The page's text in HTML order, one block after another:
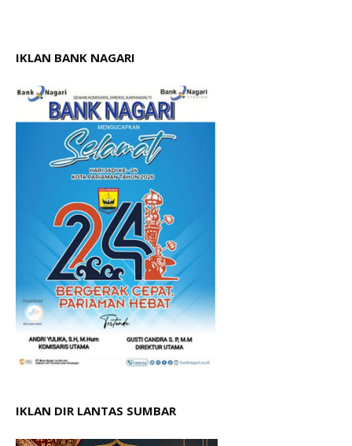
IKLAN BANK NAGARI
IKLAN DIR LANTAS SUMBAR